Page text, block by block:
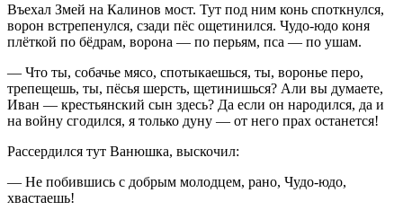
Въехал Змей на Калинов мост. Тут под ним конь споткнулся,
ворон встрепенулся, сзади пёс ощетинился. Чудо-юдо коня
плёткой по бёдрам, ворона — по перьям, пса — по ушам.
— Что ты, собачье мясо, спотыкаешься, ты, воронье перо,
трепещешь, ты, пёсья шерсть, щетинишься? Али вы думаете,
Иван — крестьянский сын здесь? Да если он народился, да и
на войну сгодился, я только дуну — от него прах останется!
Рассердился тут Ванюшка, выскочил:
— Не побившись с добрым молодцем, рано, Чудо-юдо,
хвастаешь!